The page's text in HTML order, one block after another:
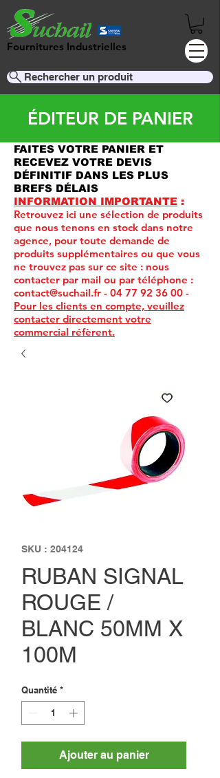
Fournitures Industrielles
Rechercher un produit
ÉDITEUR DE PANIER
FAITES VOTRE PANIER ET
RECEVEZ VOTRE DEVIS
DÉFINITIF DANS LES PLUS
BREFS DÉLAIS
INFORMATION IMPORTANTE :
Retrouvez ici une sélection de produits
que nous tenons en stock dans notre
agence, pour toute demande de
produits supplémentaires ou que vous
ne trouvez pas sur ce site : nous
contacter par mail ou par téléphone :
contact@suchail.fr - 04 77 92 36 00 -
Pour les clients en compte, veuillez
contacter directement votre
commercial réfèrent.
SKU : 204124
RUBAN SIGNAL
ROUGE /
BLANC 50MM X
100M
Quantité *
Ajouter au panier